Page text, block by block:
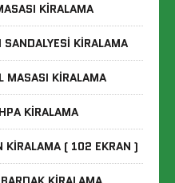
KIRALAMA
KIRALAMA
MASASI KIRALAMA
KIRALAMA
KIRALAMA ( 102 EKRAN )